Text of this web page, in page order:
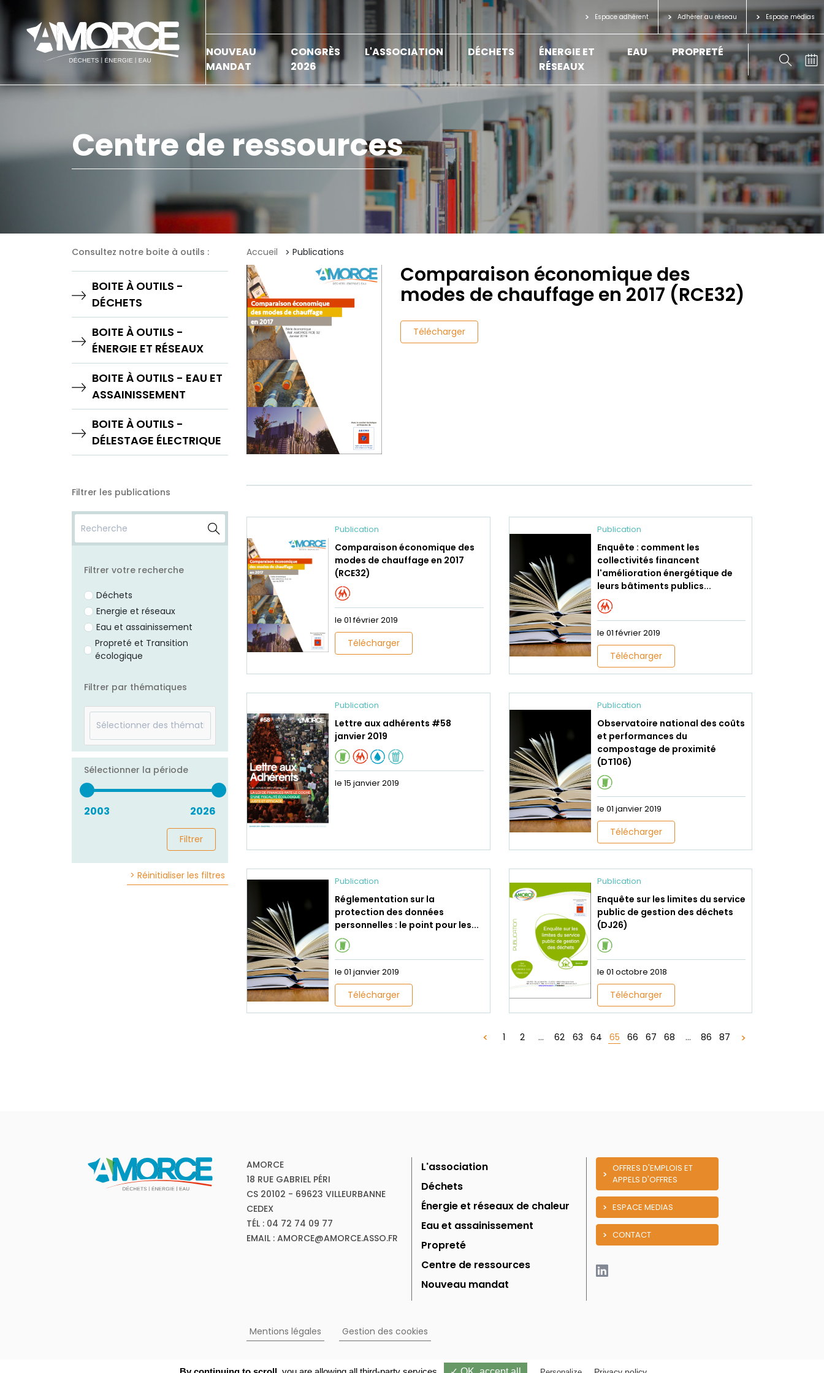
Espace adhérent Adhérer au réseau Espace médias
NOUVEAU
MANDAT
CONGRÈS
2026
L'ASSOCIATION DÉCHETS
ÉNERGIE ET
RÉSEAUX
EAU PROPRETÉ
Centre de ressources
Consultez notre boite à outils :
BOITE À OUTILS -
DÉCHETS
BOITE À OUTILS -
ÉNERGIE ET RÉSEAUX
BOITE À OUTILS - EAU ET
ASSAINISSEMENT
BOITE À OUTILS -
DÉLESTAGE ÉLECTRIQUE
Filtrer les publications
Filtrer votre recherche
Déchets
Energie et réseaux
Eau et assainissement
Propreté et Transition
écologique
Filtrer par thématiques
Sélectionner la période
2003 2026
Filtrer
> Réinitialiser les filtres
Accueil Publications
Comparaison économique des
modes de chauffage en 2017 (RCE32)
Télécharger
Publication
Comparaison économique des
modes de chauffage en 2017
(RCE32)
le 01 février 2019
Télécharger
Publication
Enquête : comment les
collectivités financent
l'amélioration énergétique de
leurs bâtiments publics...
le 01 février 2019
Télécharger
Publication
Lettre aux adhérents #58
janvier 2019
le 15 janvier 2019
Publication
Observatoire national des coûts
et performances du
compostage de proximité
(DT106)
le 01 janvier 2019
Télécharger
Publication
Réglementation sur la
protection des données
personnelles : le point pour les...
le 01 janvier 2019
Télécharger
Publication
Enquête sur les limites du service
public de gestion des déchets
(DJ26)
le 01 octobre 2018
Télécharger
1 2 ... 62 63 64 65 66 67 68 ... 86 87
AMORCE
18 RUE GABRIEL PÉRI
CS 20102 - 69623 VILLEURBANNE
CEDEX
TÉL : 04 72 74 09 77
EMAIL : AMORCE@AMORCE.ASSO.FR
L'association
Déchets
Énergie et réseaux de chaleur
Eau et assainissement
Propreté
Centre de ressources
Nouveau mandat
OFFRES D'EMPLOIS ET
APPELS D'OFFRES
ESPACE MEDIAS
CONTACT
Mentions légales Gestion des cookies